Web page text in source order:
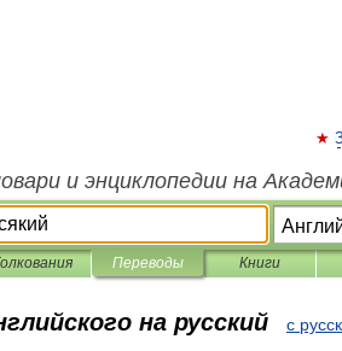
и энциклопедии на
Переводы Книги
на русский с